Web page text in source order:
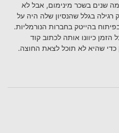
שנים בשכר מינימום, אבל לא
רגילה בגלל שהנסיון שלה היה על
בהייטק בחברות הנורמליות.
כיוונו אותה לכתוב קוד
שהיא לא תוכל לצאת החוצה.